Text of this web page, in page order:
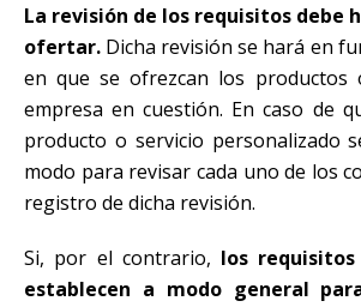
La revisión de los requisitos debe
ofertar. Dicha revisión se hará en
en que se ofrezcan los productos
empresa en cuestión. En caso de
producto o servicio personalizado
modo para revisar cada uno de los
registro de dicha revisión.
Si, por el contrario, los
establecen a modo general